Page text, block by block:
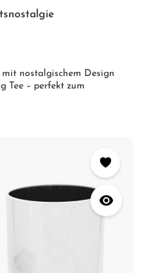
mit nostalgischem Design
Tee – perfekt zum